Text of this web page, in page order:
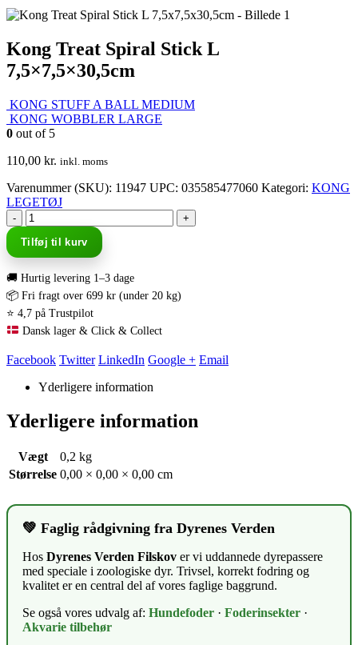
Kong Treat Spiral Stick L
7,5×7,5×30,5cm
KONG STUFF A BALL MEDIUM
KONG WOBBLER LARGE
0 out of 5
110,00 kr. inkl. moms
Varenummer (SKU): 11947 UPC: 035585477060 Kategori: KONG
LEGETØJ
-
+
Tilføj til kurv
🚚 Hurtig levering 1–3 dage
📦 Fri fragt over 699 kr (under 20 kg)
⭐ 4,7 på Trustpilot
Dansk lager & Click & Collect
Facebook Twitter LinkedIn Google + Email
Yderligere information
Yderligere information
Vægt
0,2 kg
Størrelse 0,00 × 0,00 × 0,00 cm
💚 Faglig rådgivning fra Dyrenes Verden
Hos Dyrenes Verden Filskov er vi uddannede dyrepassere
med speciale i zoologiske dyr. Trivsel, korrekt fodring og
kvalitet er en central del af vores faglige baggrund.
Se også vores udvalg af: Hundefoder · Foderinsekter ·
Akvarie tilbehør